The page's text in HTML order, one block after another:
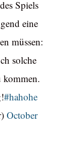
Spiels
eine
müssen:
solche
#hahohe
October